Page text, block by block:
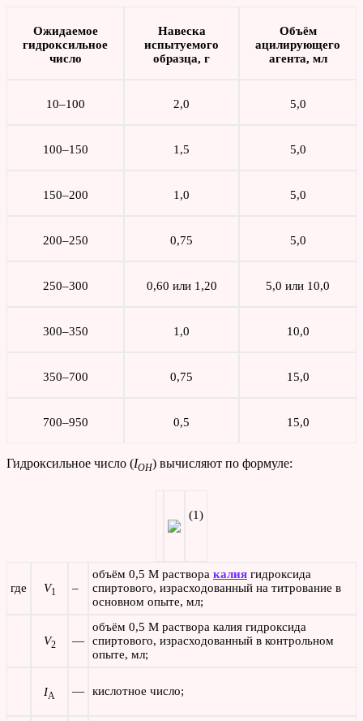
Ожидаемое
гидроксильное
число
Навеска
испытуемого
образца, г
Объём
ацилирующего
агента, мл
10–100 2,0 5,0
100–150 1,5 5,0
150–200 1,0 5,0
200–250 0,75 5,0
250–300 0,60 или 1,20 5,0 или 10,0
300–350 1,0 10,0
350–700 0,75 15,0
700–950 0,5 15,0
Гидроксильное число (IOH) вычисляют по формуле:
(1)
где V1 –
объём 0,5 М раствора калия гидроксида
спиртового, израсходованный на титрование в
основном опыте, мл;
V2 —
объём 0,5 М раствора калия гидроксида
спиртового, израсходованный в контрольном
опыте, мл;
IA — кислотное число;